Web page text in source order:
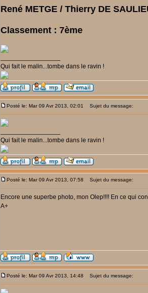
René METGE / Thierry DE
Classement : 7ème
Qui fait le malin...tombe dans le ravin !
Posté le: Mar 09 Avr 2013, 02:01 Sujet du message:
Qui fait le malin...tombe dans le ravin !
Posté le: Mar 09 Avr 2013, 07:58 Sujet du message:
Encore une superbe photo, mon Olep!!!! En ce qui
A+
Posté le: Mar 09 Avr 2013, 14:48 Sujet du message: